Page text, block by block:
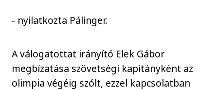
- nyilatkozta Pálinger.
A válogatottat irányító Elek Gábor
megbízatása szövetségi kapitányként az
olimpia végéig szólt, ezzel kapcsolatban